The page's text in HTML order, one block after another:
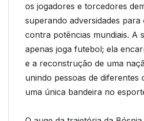
os jogadores e torcedores
superando adversidades para
contra potências mundiais. A
apenas joga futebol; ela
e a reconstrução de uma
unindo pessoas de diferentes
uma única bandeira no